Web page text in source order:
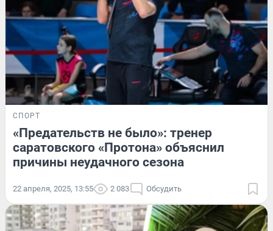
СПОРТ
«Предательств не было»: тренер
саратовского «Протона» объяснил
причины неудачного сезона
22 апреля, 2025, 13:55 2 083 Обсудить